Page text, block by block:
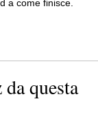
a come finisce.
questa